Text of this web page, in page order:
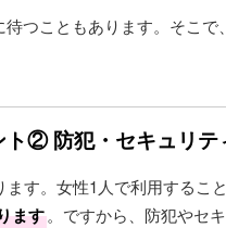
つこともあります。そこ
② 防犯・セキュリテ
す。女性1人で利用するこ
ます。ですから、防犯やセ